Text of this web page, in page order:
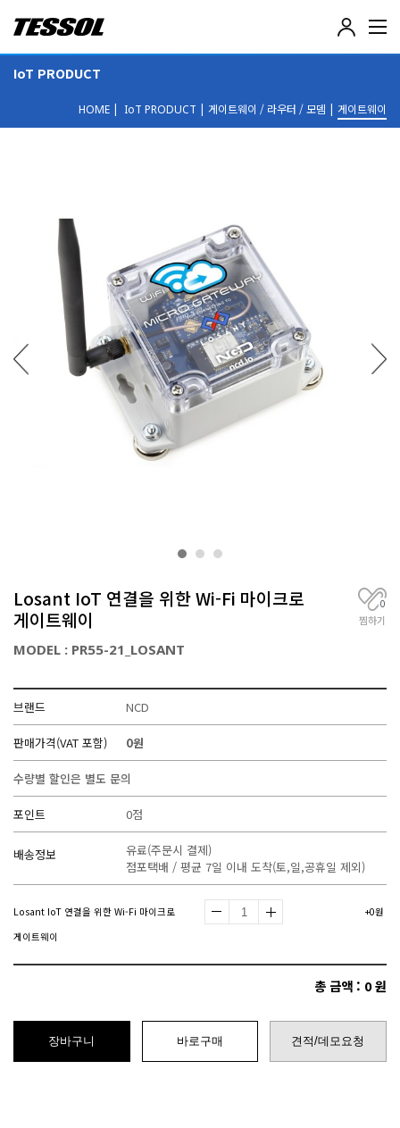
테
(
T
S
데
이
IoT PRODUCT
HOME | IoT PRODUCT | 게이트웨이 / 라우터 / 모뎀 | 게이트웨이
Losant IoT 연결을 위한 Wi-Fi 마이크로
게이트웨이
MODEL : PR55-21_LOSANT
0
찜하기
브랜드 NCD
판매가격(VAT 포함) 0원
수량별 할인은 별도 문의
포인트 0점
배송정보
유료(주문시 결제)
점포택배 / 평균 7일 이내 도착(토,일,공휴일 제외)
Losant IoT 연결을 위한 Wi-Fi 마이크로
게이트웨이
+0원
총 금액 : 0원
장바구니 바로구매 견적/데모요청